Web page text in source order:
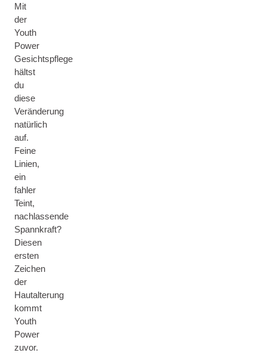
Mit
der
Youth
Power
Gesichtspflege
hältst
du
diese
Veränderung
natürlich
auf.
Feine
Linien,
ein
fahler
Teint,
nachlassende
Spannkraft?
Diesen
ersten
Zeichen
der
Hautalterung
kommt
Youth
Power
zuvor.